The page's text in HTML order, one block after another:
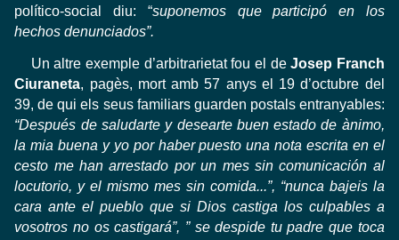
político-social diu: “suponemos que participó en los
hechos denunciados”.
Un altre exemple d’arbitrarietat fou el deJosep Franch
Ciuraneta, pagès, mort amb 57 anys el 19 d’octubre del
39, de qui els seus familiars guarden postals entranyables:
“Después de saludarte y desearte buen estado de ànimo,
la mia buena y yo por haber puesto una nota escrita en el
cesto me han arrestado por un mes sin comunicación al
locutorio, y el mismo mes sin comida...”, “nunca bajeis la
cara ante el pueblo que si Dios castiga los culpables a
vosotros no os castigará”, ” se despide tu padre que toca